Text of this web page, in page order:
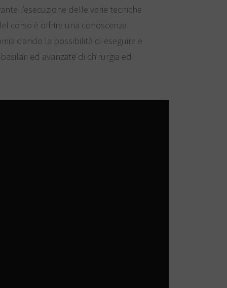
l’esecuzione delle varie tecniche
corso è offrire una conoscenza
dando la possibilità di eseguire e
ed avanzate di chirurgia ed